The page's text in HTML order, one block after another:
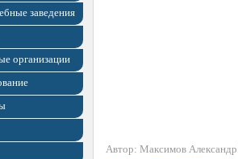
заведения
организации
Автор: Максимов Александр